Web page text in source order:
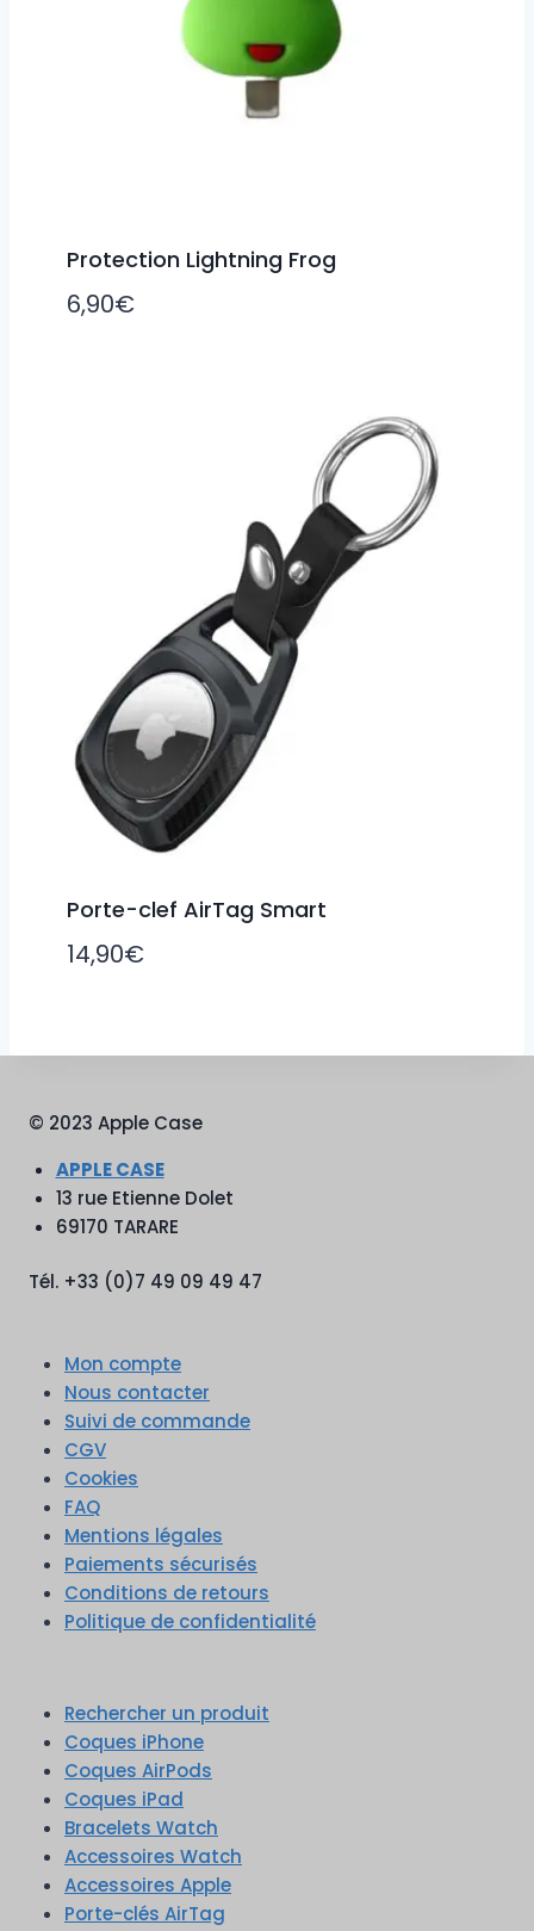
Protection Lightning Frog
6,90€
Porte-clef AirTag Smart
14,90€
© 2023 Apple Case
APPLE CASE
13 rue Etienne Dolet
69170 TARARE
Tél. +33 (0)7 49 09 49 47
Mon compte
Nous contacter
Suivi de commande
CGV
Cookies
FAQ
Mentions légales
Paiements sécurisés
Conditions de retours
Politique de confidentialité
Rechercher un produit
Coques iPhone
Coques AirPods
Coques iPad
Bracelets Watch
Accessoires Watch
Accessoires Apple
Porte-clés AirTag